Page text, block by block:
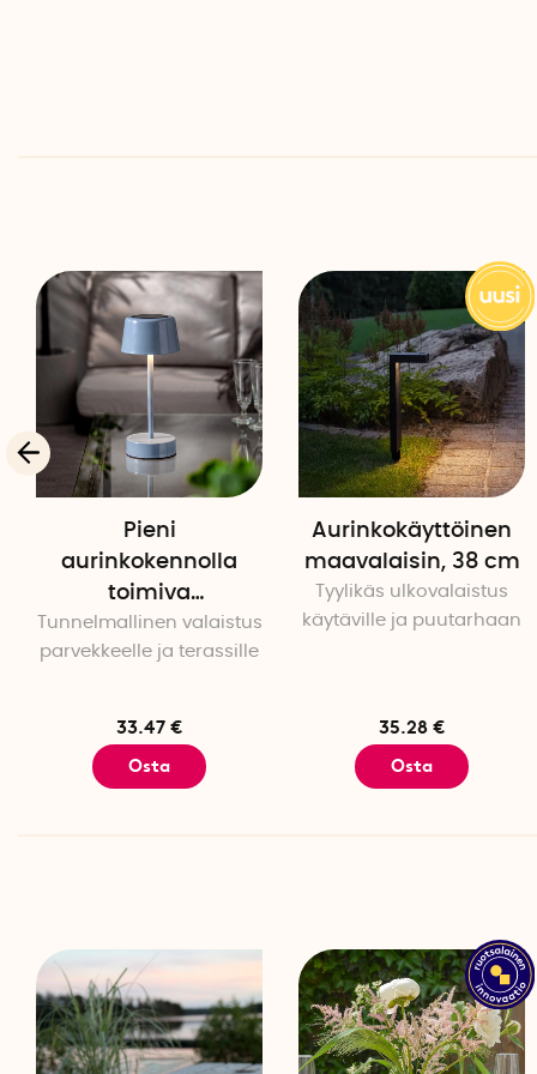
Pieni
aurinkokennolla
toimiva
pöytävalaisin
Tunnelmallinen valaistus
parvekkeelle ja terassille
33.47 €
Osta
Aurinkokäyttöinen
maavalaisin, 38 cm
Tyylikäs ulkovalaistus
käytäville ja puutarhaan
35.28 €
Osta